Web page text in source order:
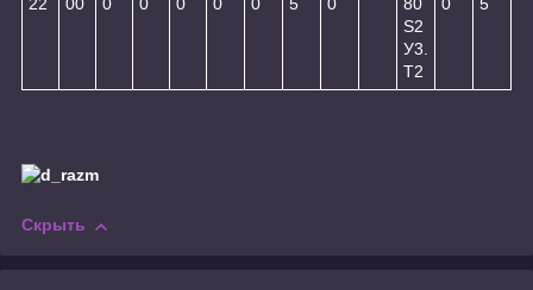
22
00
0
0
0
0
0
5
0
80
S2
У3.
Т2
0
5
Скрыть